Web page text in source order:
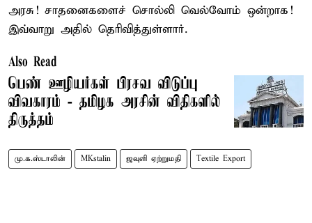
அரசு! சாதனைகளைச் சொல்லி வெல்வோம் ஒன்றாக!
இவ்வாறு அதில் தெரிவித்துள்ளார்.
Also Read
பெண் ஊழியர்கள் பிரசவ விடுப்பு
விவகாரம் - தமிழக அரசின் விதிகளில்
திருத்தம்
மு.க.ஸ்டாலின் MKstalin ஜவுளி ஏற்றுமதி Textile Export